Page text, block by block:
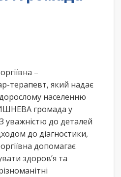
–
терапевт, який надає
населенню
громада у
уважністю до деталей
до діагностики,
допомагає
здоров’я та